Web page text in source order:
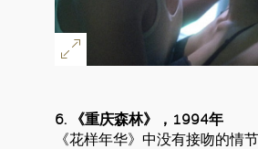
6. 《重庆森林》，1994年
《花样年华》中没有接吻的情